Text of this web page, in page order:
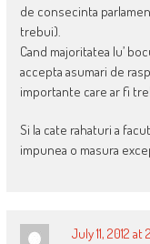
de consecinta
trebui).
Cand majoritatea lu’
accepta asumari de
importante care ar fi
Si la cate rahaturi a
impunea o masura
July 11, 2012 at